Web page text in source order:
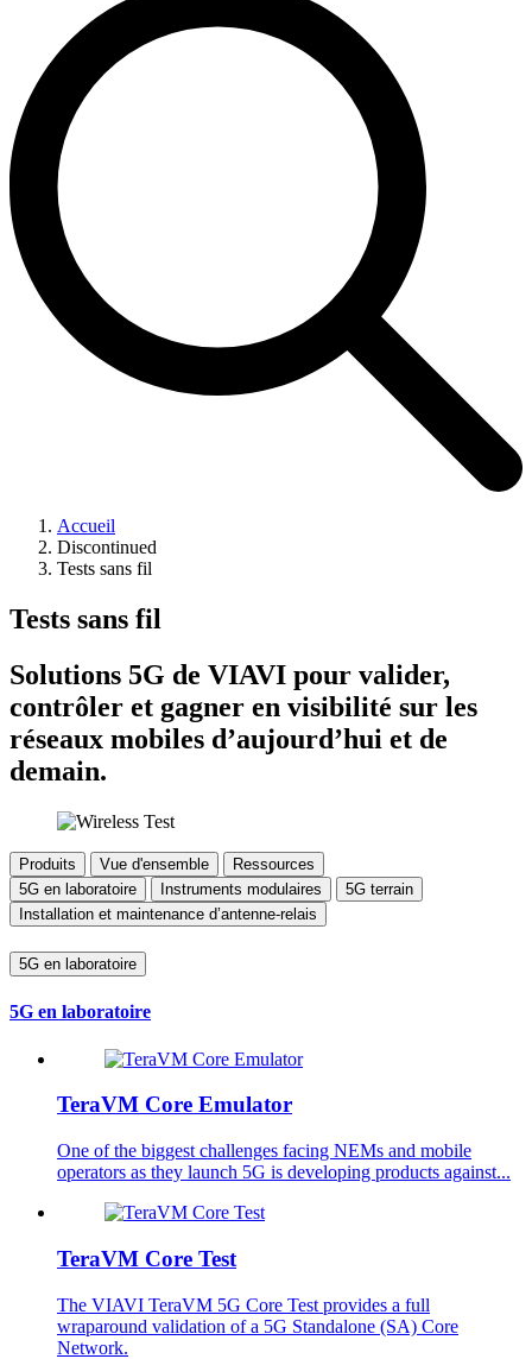
Accueil
Discontinued
Tests sans fil
Tests sans fil
Solutions 5G de VIAVI pour valider,
contrôler et gagner en visibilité sur les
réseaux mobiles d’aujourd’hui et de
demain.
Produits Vue d'ensemble
Ressources
5G en laboratoire
Instruments modulaires
5G terrain
Installation et maintenance d’antenne-relais
5G en laboratoire
5G en laboratoire
TeraVM Core Emulator
One of the biggest challenges facing NEMs and mobile
operators as they launch 5G is developing products against...
TeraVM Core Test
The VIAVI TeraVM 5G Core Test provides a full
wraparound validation of a 5G Standalone (SA) Core
Network.